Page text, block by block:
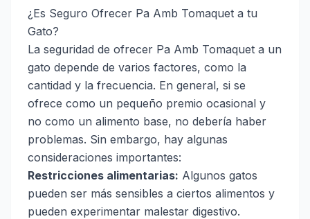
¿Es Seguro Ofrecer Pa Amb Tomaquet a tu
Gato?
La seguridad de ofrecer Pa Amb Tomaquet a un
gato depende de varios factores, como la
cantidad y la frecuencia. En general, si se
ofrece como un pequeño premio ocasional y
no como un alimento base, no debería haber
problemas. Sin embargo, hay algunas
consideraciones importantes:
Restricciones alimentarias: Algunos gatos
pueden ser más sensibles a ciertos alimentos y
pueden experimentar malestar digestivo.